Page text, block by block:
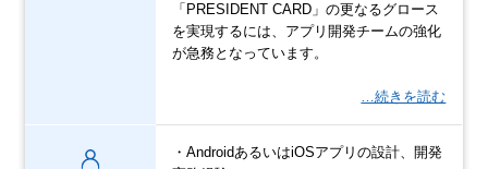
「PRESIDENT CARD」の更なるグロース
を実現するには、アプリ開発チームの強化
が急務となっています。
…続きを読む
・AndroidあるいはiOSアプリの設計、開発